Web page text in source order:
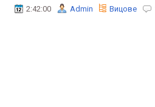
2:42:00 Admin Вицове